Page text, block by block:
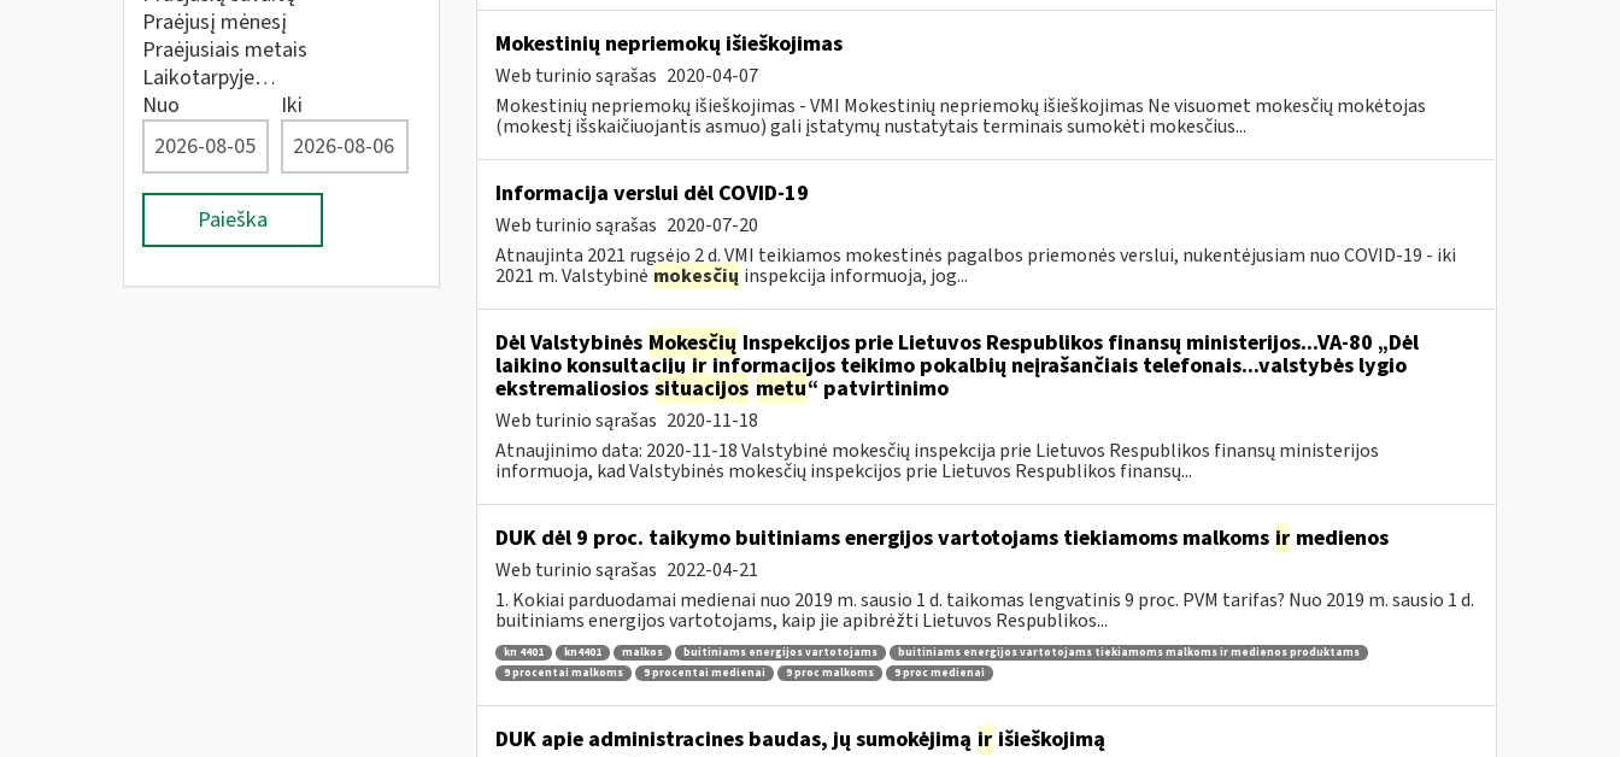
Praėjusį mėnesį
Praėjusiais metais
Laikotarpyje…
Nuo
Iki
Paieška
Mokestinių nepriemokų išieškojimas
Web turinio sąrašas 2020-04-07
Mokestinių nepriemokų išieškojimas - VMI Mokestinių nepriemokų išieškojimas Ne visuomet mokesčių mokėtojas
(mokestį išskaičiuojantis asmuo) gali įstatymų nustatytais terminais sumokėti mokesčius...
Informacija verslui dėl COVID-19
Web turinio sąrašas 2020-07-20
Atnaujinta 2021 rugsėjo 2 d. VMI teikiamos mokestinės pagalbos priemonės verslui, nukentėjusiam nuo COVID-19 - iki
2021 m. Valstybinė mokesčių inspekcija informuoja, jog...
Dėl Valstybinės Mokesčių Inspekcijos prie Lietuvos Respublikos finansų ministerijos...VA-80 „Dėl
laikino konsultacijųirinformacijos teikimo pokalbių neįrašančiais telefonais...valstybės lygio
ekstremaliosios situacijos metu“ patvirtinimo
Web turinio sąrašas 2020-11-18
Atnaujinimo data: 2020-11-18 Valstybinė mokesčių inspekcija prie Lietuvos Respublikos finansų ministerijos
informuoja, kad Valstybinės mokesčių inspekcijos prie Lietuvos Respublikos finansų...
DUK dėl 9 proc. taikymo buitiniams energijos vartotojams tiekiamoms malkoms irmedienos
Web turinio sąrašas 2022-04-21
1. Kokiai parduodamai medienai nuo 2019 m. sausio 1 d. taikomas lengvatinis 9 proc. PVM tarifas? Nuo 2019 m. sausio 1 d.
buitiniams energijos vartotojams, kaip jie apibrėžti Lietuvos Respublikos...
kn 4401 kn4401 malkos buitiniams energijos vartotojams
buitiniams energijos vartotojams tiekiamoms malkoms ir medienos produktams
9 procentai malkoms
9 procentai medienai 9 proc malkoms 9 proc medienai
DUK apie administracines baudas, jų sumokėjimą irišieškojimą